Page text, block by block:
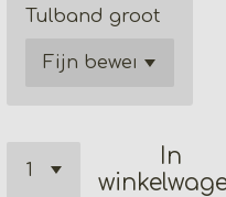
Tulband groot
In